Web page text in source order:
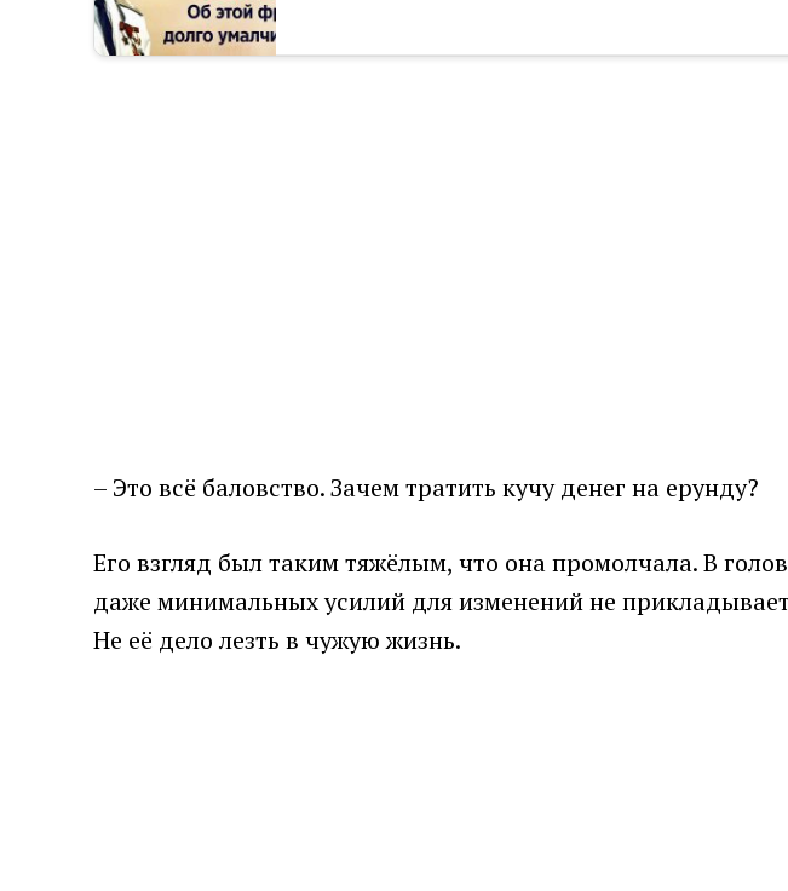
– Это всё баловство. Зачем тратить кучу денег на ерунду?
Его взгляд был таким тяжёлым, что она промолчала. В
даже минимальных усилий для изменений не
Не её дело лезть в чужую жизнь.